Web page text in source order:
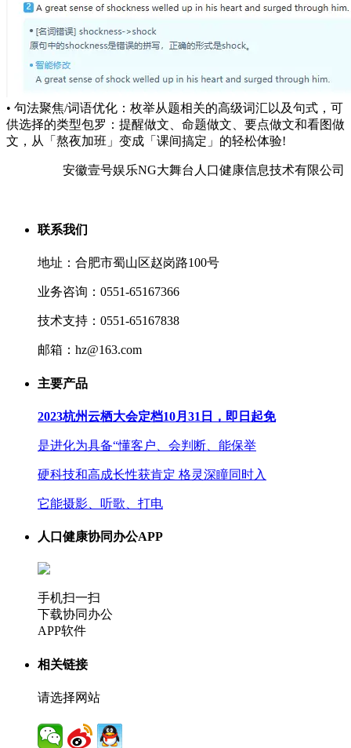
• 句法聚焦/词语优化：枚举从题相关的高级词汇以及句式，可
供选择的类型包罗：提醒做文、命题做文、要点做文和看图做
文，从「熬夜加班」变成「课间搞定」的轻松体验!
安徽壹号娱乐NG大舞台人口健康信息技术有限公司
联系我们
地址：合肥市蜀山区赵岗路100号
业务咨询：0551-65167366
技术支持：0551-65167838
邮箱：hz@163.com
主要产品
2023杭州云栖大会定档10月31日，即日起免
是进化为具备“懂客户、会判断、能保举
硬科技和高成长性获肯定 格灵深瞳同时入
它能摄影、听歌、打电
人口健康协同办公APP
手机扫一扫
下载协同办公
APP软件
相关链接
请选择网站